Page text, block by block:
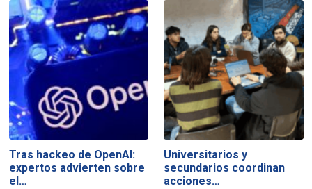
Tras hackeo de OpenAI:
expertos advierten sobre
el…
Universitarios y
secundarios coordinan
acciones…